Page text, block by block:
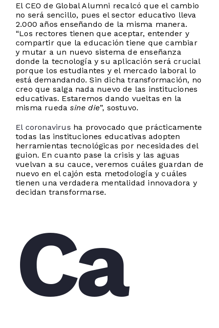
El CEO de Global Alumni recalcó que el cambio
no será sencillo, pues el sector educativo lleva
2.000 años enseñando de la misma manera.
“Los rectores tienen que aceptar, entender y
compartir que la educación tiene que cambiar
y mutar a un nuevo sistema de enseñanza
donde la tecnología y su aplicación será crucial
porque los estudiantes y el mercado laboral lo
está demandando. Sin dicha transformación, no
creo que salga nada nuevo de las instituciones
educativas. Estaremos dando vueltas en la
misma ruedasine die”, sostuvo.
El coronavirus ha provocado que prácticamente
todas las instituciones educativas adopten
herramientas tecnológicas por necesidades del
guion. En cuanto pase la crisis y las aguas
vuelvan a su cauce, veremos cuáles guardan de
nuevo en el cajón esta metodología y cuáles
tienen una verdadera mentalidad innovadora y
decidan transformarse.
Ca